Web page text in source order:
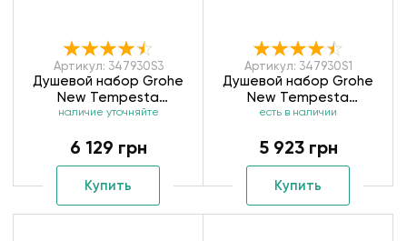
Артикул: 347930S3
Душевой набор Grohe
New Tempesta
347930S3
наличие уточняйте
6 129 грн
Купить
Артикул: 347930S1
Душевой набор Grohe
New Tempesta
347930S1
есть в наличии
5 923 грн
Купить